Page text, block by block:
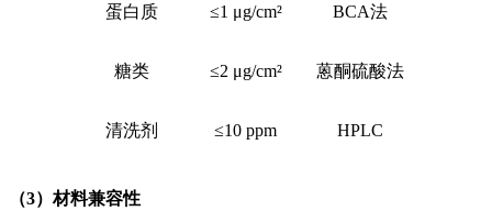
蛋白质 ≤1 μg/cm² BCA法
糖类 ≤2 μg/cm² 蒽酮硫酸法
清洗剂 ≤10 ppm HPLC
（3）材料兼容性